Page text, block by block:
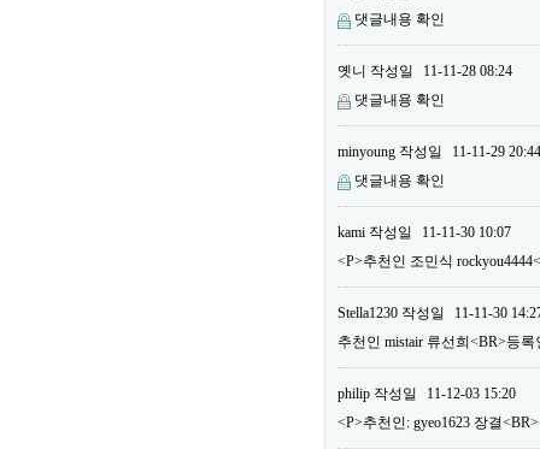
댓글내용 확인
옛니 작성일
11-11-28 08:24
댓글내용 확인
minyoung 작성일
11-11-29 20:44
댓글내용 확인
kami 작성일
11-11-30 10:07
<P>추천인 조민식
Stella1230 작성일
11-11-30
추천인 mistair 류선희<BR>등
philip 작성일
11-12-03 15:20
<P>추천인: gyeo1623 장결